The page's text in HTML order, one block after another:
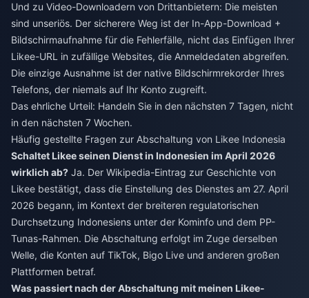
Und zu Video-Downloadern von Drittanbietern: Die meisten
sind unseriös. Der sicherere Weg ist der In-App-Download +
Bildschirmaufnahme für die Fehlerfälle, nicht das Einfügen Ihrer
Likee-URL in zufällige Websites, die Anmeldedaten abgreifen.
Die einzige Ausnahme ist der native Bildschirmrekorder Ihres
Telefons, der niemals auf Ihr Konto zugreift.
Das ehrliche Urteil: Handeln Sie in den nächsten 7 Tagen, nicht
in den nächsten 7 Wochen.
Häufig gestellte Fragen zur Abschaltung von Likee Indonesia
Schaltet Likee seinen Dienst in Indonesien im April 2026
wirklich ab? Ja. Der Wikipedia-Eintrag zur Geschichte von
Likee bestätigt, dass die Einstellung des Dienstes am 27. April
2026 begann, im Kontext der breiteren regulatorischen
Durchsetzung Indonesiens unter der Kominfo und dem PP-
Tunas-Rahmen. Die Abschaltung erfolgt im Zuge derselben
Welle, die Konten auf TikTok, Bigo Live und anderen großen
Plattformen betraf.
Was passiert nach der Abschaltung mit meinen Likee-